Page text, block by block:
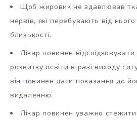
Щоб жировик не здавлював
нервів, які перебувають від
близькості.
Лікар повинен
розвитку освіти в разі виходу
він повинен дати показання до
видаленню.
Лікар повинен уважно